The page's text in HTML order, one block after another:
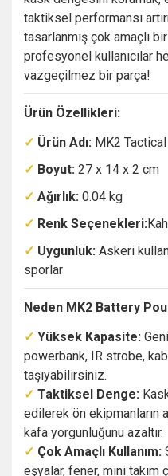
taktiksel performansı
tasarlanmış çok amaçlı
profesyonel kullanıcılar
vazgeçilmez bir parça!
Ürün Özellikleri:
✓ Ürün Adı: MK2
✓ Boyut: 27 x 14 x 2 cm
✓ Ağırlık: 0.04 kg
✓ Renk Seçenekleri:
✓ Uygunluk: Askeri
sporlar
Neden MK2 Battery
✓ Yüksek Kapasite:
powerbank, IR strobe,
taşıyabilirsiniz.
✓ Taktiksel Denge:
edilerek ön ekipmanların
kafa yorgunluğunu azaltır.
✓ Çok Amaçlı Kullanım:
eşyalar, fener, mini takım